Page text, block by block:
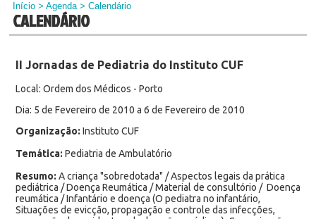
Início >Agenda> Calendário
CALENDÁRIO
II Jornadas de Pediatria do Instituto CUF
Local: Ordem dos Médicos - Porto
Dia: 5 de Fevereiro de 2010 a 6 de Fevereiro de 2010
Organização: Instituto CUF
Temática: Pediatria de Ambulatório
Resumo: A criança "sobredotada" / Aspectos legais da prática
pediátrica / Doença Reumática / Material de consultório / Doença
reumática / Infantário e doença (O pediatra no infantário,
Situações de evicção, propagação e controle das infecções,